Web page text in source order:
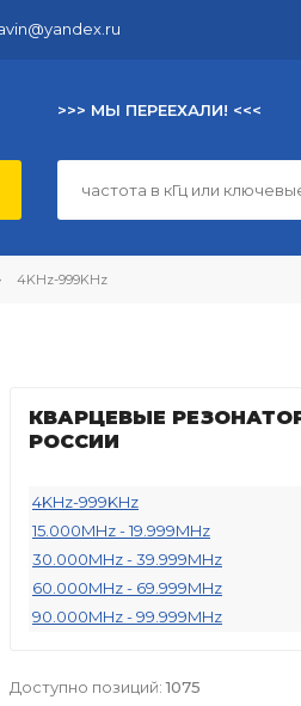
>>> МЫ ПЕРЕЕХАЛИ! <<<
4KHz-999KHz
КВАРЦЕВЫЕ
РОССИИ
4KHz-999KHz
15.000MHz - 19.999MHz
30.000MHz - 39.999MHz
60.000MHz - 69.999MHz
90.000MHz - 99.999MHz
Доступно позиций:1075